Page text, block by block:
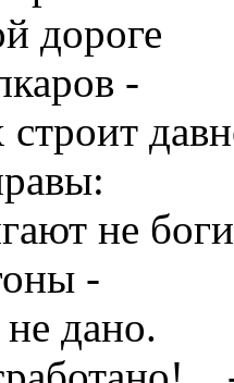
дороге
-
не
-
дано.